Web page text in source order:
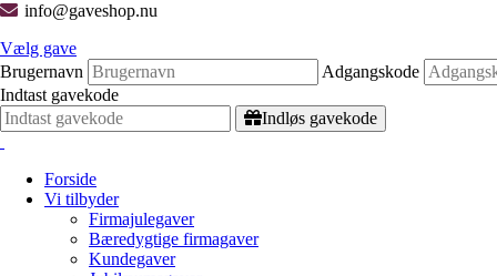
info@gaveshop.nu
Vælg gave
Brugernavn
Adgangskode
Indtast gavekode
Indløs gavekode
Forside
Vi tilbyder
Firmajulegaver
Bæredygtige firmagaver
Kundegaver